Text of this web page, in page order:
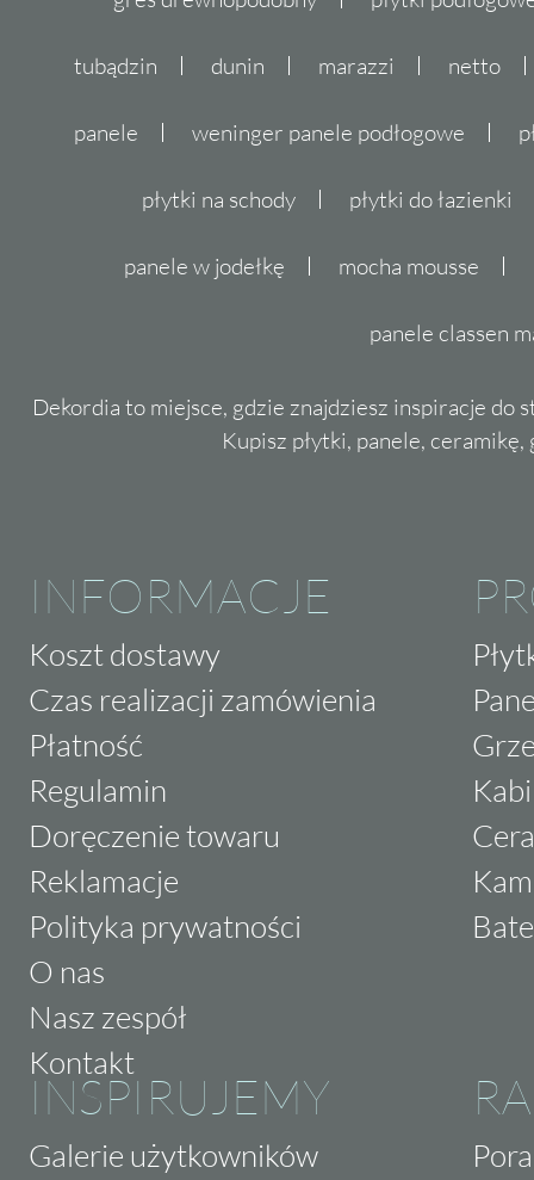
tubądzin dunin marazzi netto
panele weninger panele podłogowe
płytki na schody płytki do łazienki
panele w jodełkę mocha mousse
panele classen
Dekordia to miejsce, gdzie znajdziesz inspiracje do
Kupisz płytki, panele,
INFORMACJE
Koszt dostawy
Czas realizacji zamówienia
Płatność
Regulamin
Doręczenie towaru
Reklamacje
Polityka prywatności
O nas
Nasz zespół
Kontakt
INSPIRUJEMY
Galerie użytkowników